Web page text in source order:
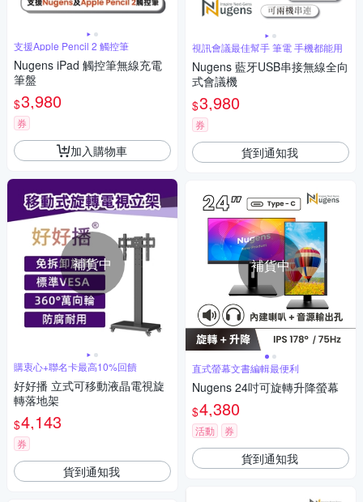
支援Apple Pencil 2 觸控筆
Nugens iPad 觸控筆無線充電
筆盤
$3,980
券
加入購物車
補貨中
購衷心+聯名卡最高10%回饋
好好播 立式可移動液晶電視旋
轉落地架
$4,143
券
貨到通知我
視訊會議最佳幫手 筆電 手機都能用
Nugens 藍牙USB串接無線全向
式會議機
$3,980
券
貨到通知我
補貨中
直式螢幕文書編輯最便利
Nugens 24吋可旋轉升降螢幕
$4,380
活動 券
貨到通知我